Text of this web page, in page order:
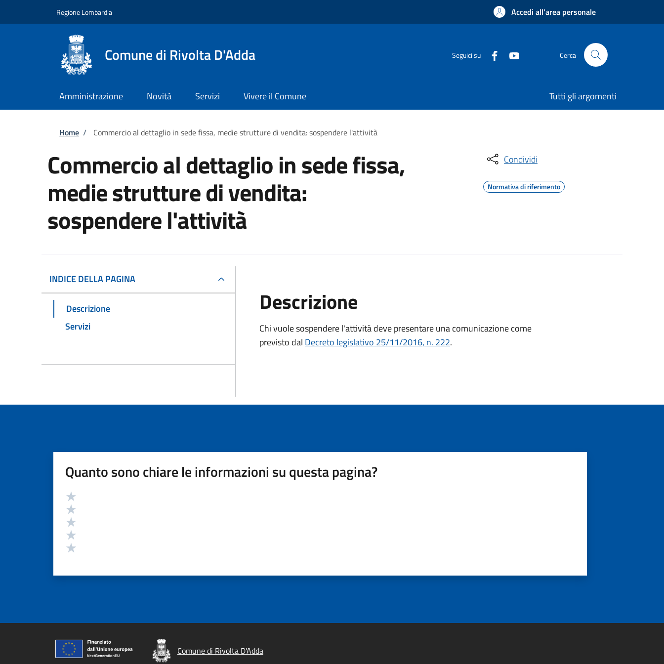
Regione Lombardia Accedi all'area personale
Comune di Rivolta D'Adda Seguici su Cerca
Amministrazione Novità Servizi Vivere il Comune Tutti gli argomenti
Briciole di pane
Home / Commercio al dettaglio in sede fissa, medie strutture di vendita: sospendere l'attività
Commercio al dettaglio in sede fissa,
medie strutture di vendita:
sospendere l'attività
Condividi
Normativa di riferimento
INDICE DELLA PAGINA
Descrizione
Servizi
Descrizione
Chi vuole sospendere l'attività deve presentare una comunicazione come
previsto dal Decreto legislativo 25/11/2016, n. 222.
Quanto sono chiare le informazioni su questa pagina?
Valutazione
Comune di Rivolta D'Adda